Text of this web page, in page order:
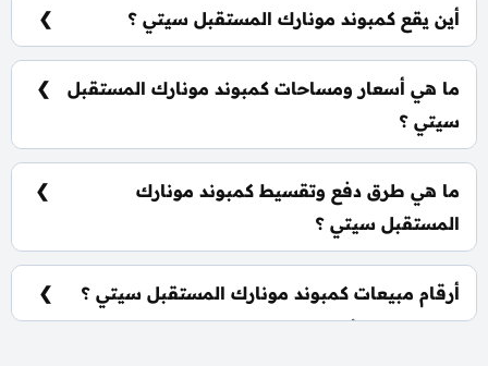
أين يقع كمبوند مونارك المستقبل سيتي ؟
يقع كمبوند مونارك في قلب المستقبل سيتي بالقرب من
مدينتي.
ما هي أسعار ومساحات كمبوند مونارك المستقبل
سيتي ؟
وحدات سكنية فاخرة تتراوح ببداية مساحة قدرها 125 متر
مربع و أيضا سعر بحوالي 7,000,000 جنية مصري.
ما هي طرق دفع وتقسيط كمبوند مونارك
المستقبل سيتي ؟
باقات تقسيط ميسرة بمقدم حجز 5% كما يتم تقسيط
الباقي علي فترة تصل إلي 10 سنوات بدون فوائد.
أرقام مبيعات كمبوند مونارك المستقبل سيتي ؟